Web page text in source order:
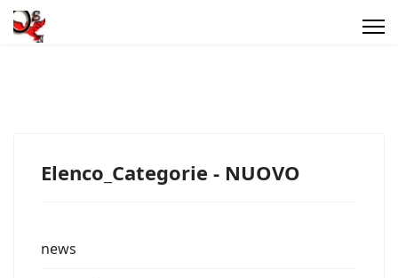
Elenco_Categorie - NUOVO
news